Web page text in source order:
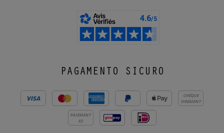
PAGAMENTO SICURO
CHÈQUE
VIREMENT
PAIEMENT
X3